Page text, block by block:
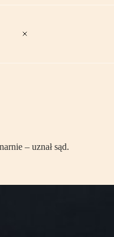
– uznał sąd.